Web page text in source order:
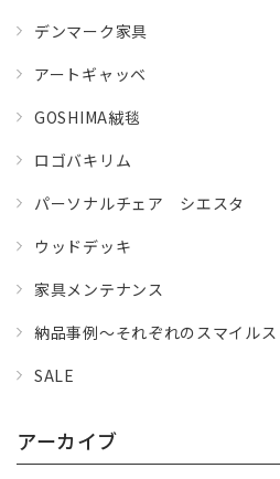
デンマーク家具
アートギャッベ
GOSHIMA絨毯
ロゴバキリム
パーソナルチェア シエスタ
ウッドデッキ
家具メンテナンス
納品事例～それぞれのスマイル
SALE
アーカイブ